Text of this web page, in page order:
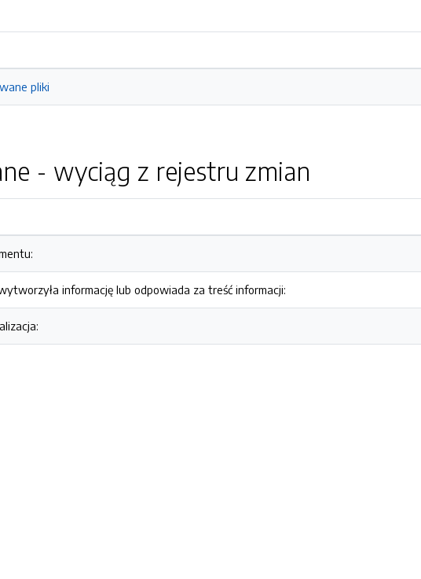
pliki
- wyciąg z rejestru zmian
informację lub odpowiada za treść informacji: